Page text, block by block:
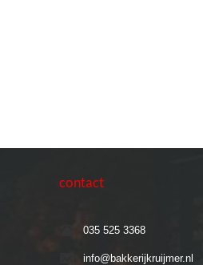
contact
035 525 3368
info@bakkerijkruijmer.nl